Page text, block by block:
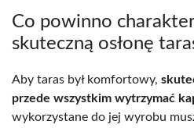
Co powinno
skuteczną osłonę
Aby taras był komfortowy,
przede wszystkim wytrzymać
wykorzystane do jej wyrobu